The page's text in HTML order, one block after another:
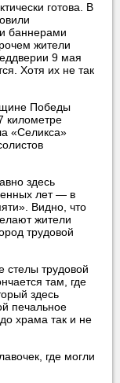
готова. В
баннерами
жители
9 мая
Хотя их не так
Победы
километре
«Селикса»
здесь
лет — в
Видно, что
жители
трудовой
стелы трудовой
там, где
здесь
печальное
храма так и не
где могли